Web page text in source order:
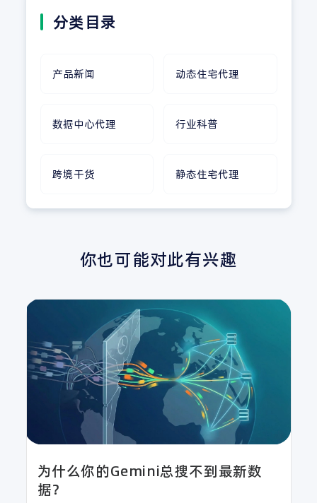
分类目录
产品新闻 动态住宅代理
数据中心代理 行业科普
跨境干货 静态住宅代理
你也可能对此有兴趣
为什么你的Gemini总搜不到最新数
据？